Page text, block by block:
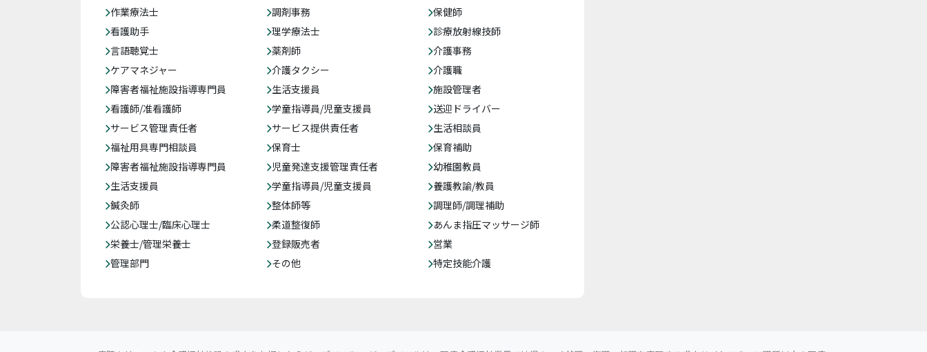
作業療法士
調剤事務
保健師
看護助手
理学療法士
診療放射線技師
言語聴覚士
薬剤師
介護事務
ケアマネジャー
介護タクシー
介護職
障害者福祉施設指導専門員
生活支援員
施設管理者
看護師/准看護師
学童指導員/児童支援員
送迎ドライバー
サービス管理責任者
サービス提供責任者
生活相談員
福祉用具専門相談員
保育士
保育補助
障害者福祉施設指導専門員
児童発達支援管理責任者
幼稚園教員
生活支援員
学童指導員/児童支援員
養護教諭/教員
鍼灸師
整体師等
調理師/調理補助
公認心理士/臨床心理士
柔道整復師
あんま指圧マッサージ師
栄養士/管理栄養士
登録販売者
営業
管理部門
その他 特定技能介護